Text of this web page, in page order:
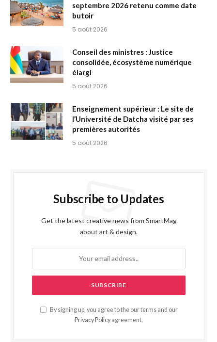
septembre 2026 retenu comme date
butoir
5 août 2026
Conseil des ministres : Justice
consolidée, écosystème numérique
élargi
5 août 2026
Enseignement supérieur : Le site de
l’Université de Datcha visité par ses
premières autorités
5 août 2026
Subscribe to Updates
Get the latest creative news from SmartMag
about art & design.
By signing up, you agree to the our terms and our
Privacy Policy agreement.